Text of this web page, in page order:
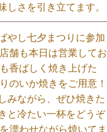
しさを引き立てます。
やし七夕まつりに参加
舗も本日は営業してお
香ばしく焼き上げた
のいか焼きをご用意！
みながら、ぜひ焼きた
と冷たい一杯をどうぞ
漂わせながら焼いてま